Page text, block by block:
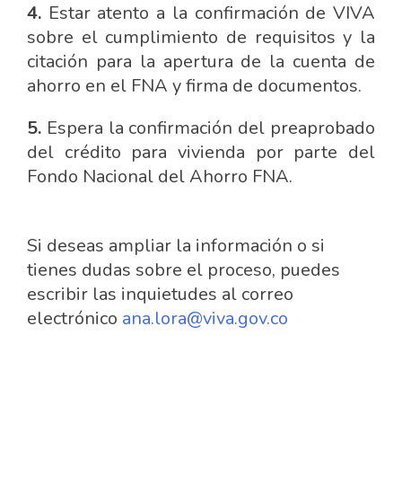
4. Estar atento a la confirmación de VIVA
sobre el cumplimiento de requisitos y la
citación para la apertura de la cuenta de
ahorro en el FNA y firma de documentos.
5. Espera la confirmación del preaprobado
del crédito para vivienda por parte del
Fondo Nacional del Ahorro FNA.
Si deseas ampliar la información o si
tienes dudas sobre el proceso, puedes
escribir las inquietudes al correo
electrónico ana.lora@viva.gov.co